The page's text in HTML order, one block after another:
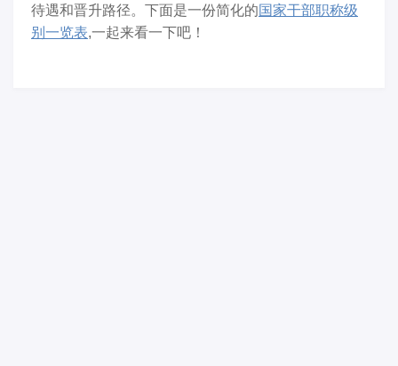
待遇和晋升路径。下面是一份简化的国家干部职称级
别一览表,一起来看一下吧！